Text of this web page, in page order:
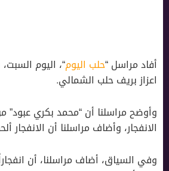
أفاد مراسل “حلب اليوم“، اليوم
اعزاز بريف حلب الشمالي.
الانفجار، وأضاف مراسلنا أن الانفجار
وفي السياق، أضاف مراسلنا، أن